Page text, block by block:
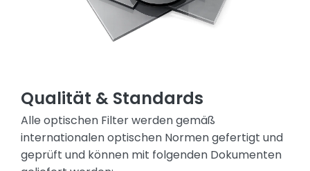
Qualität & Standards
Alle optischen Filter werden gemäß
internationalen optischen Normen gefertigt und
geprüft und können mit folgenden Dokumenten